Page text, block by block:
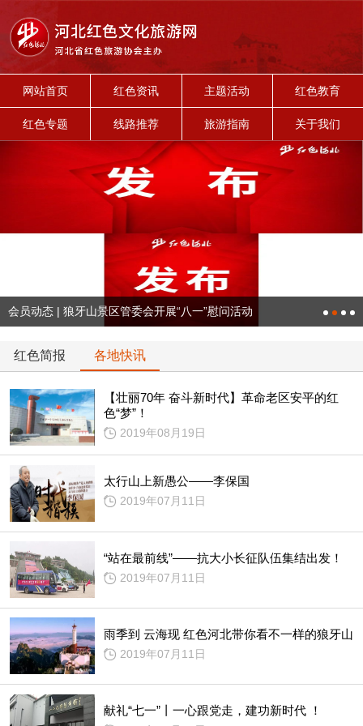
网站首页 红色资讯 主题活动 红色教育
红色专题 线路推荐 旅游指南 关于我们
会员动态 | 狼牙山景区管委会开展“八一”慰问活动
红色简报 各地快讯
【壮丽70年 奋斗新时代】革命老区安平的红
色“梦”！
2019年08月19日
太行山上新愚公——李保国
2019年07月11日
“站在最前线”——抗大小长征队伍集结出发！
2019年07月11日
雨季到 云海现 红色河北带你看不一样的狼牙山
2019年07月11日
献礼“七一”丨一心跟党走，建功新时代 ！